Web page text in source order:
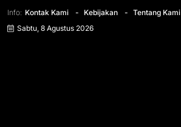
Info: Kontak Kami Kebijakan
Tentang Kami
Sabtu, 8 Agustus 2026